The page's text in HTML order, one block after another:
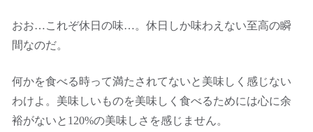
おお…これぞ休日の味…。休日しか味わえない至高の瞬
間なのだ。
何かを食べる時って満たされてないと美味しく感じない
わけよ。美味しいものを美味しく食べるためには心に余
裕がないと120%の美味しさを感じません。